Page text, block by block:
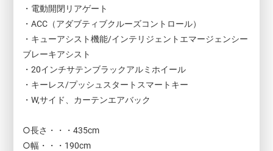
・電動開閉リアゲート
・ACC（アダブティブクルーズコントロール）
・キューアシスト機能/インテリジェントエマージェンシー
ブレーキアシスト
・20インチサテンブラックアルミホイール
・キーレス/プッシュスタートスマートキー
・W,サイド、カーテンエアバック
○長さ・・・435cm
○幅・・・190cm